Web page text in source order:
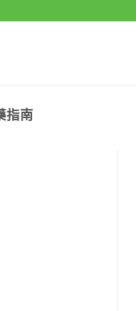
指南